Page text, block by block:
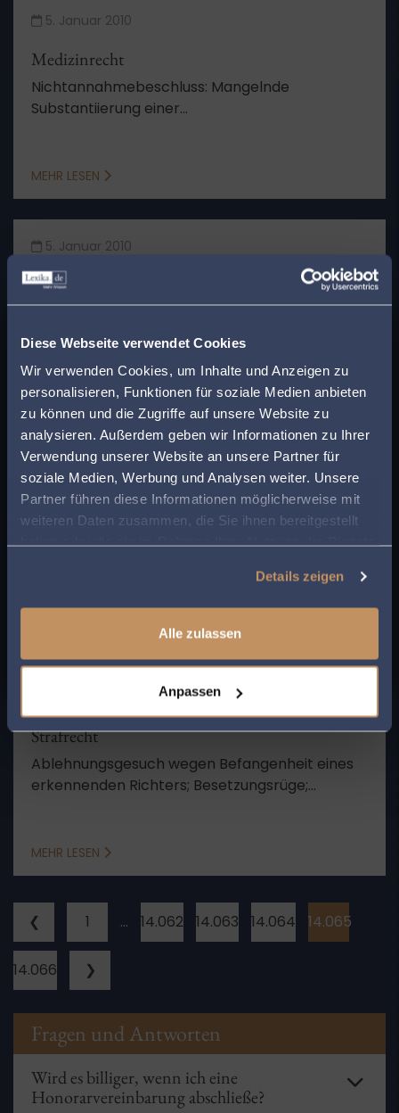
Diese Webseite verwendet Cookies
Wir verwenden Cookies, um Inhalte und Anzeigen zu
personalisieren, Funktionen für soziale Medien anbieten
zu können und die Zugriffe auf unsere Website zu
analysieren. Außerdem geben wir Informationen zu Ihrer
Verwendung unserer Website an unsere Partner für
soziale Medien, Werbung und Analysen weiter. Unsere
Partner führen diese Informationen möglicherweise mit
weiteren Daten zusammen, die Sie ihnen bereitgestellt
haben oder die sie im Rahmen Ihrer Nutzung der Dienste
Details zeigen
Alle zulassen
Anpassen
5. Januar 2010
Medizinrecht
Nichtannahmebeschluss: Mangelnde
Substantiierung einer
Verfassungsbeschwerde
MEHR LESEN
5. Januar 2010
Steuerrecht
Notwendige Beiladung des aus einer
zweigliedrigen GbR ausgeschiedenen
Gesellschafters bei Streit über Einkunftsart der
GbR
MEHR LESEN
5. Januar 2010
Arbeitsrecht
vorausgegangenen Verwaltungsverfahren
Strafrecht
Ablehnungsgesuch wegen Befangenheit eines
erkennenden Richters; Besetzungsrüge;
Sitzungsvertreters der
MEHR LESEN
❮ 1 … 14.062 14.063 14.064 14.065
14.066 ❯
Fragen und Antworten
Wird es billiger, wenn ich eine
Honorarvereinbarung abschließe?
Finden Sie den
passenden Anwalt in
Ihrer Nähe!
Geben Sie Ihre Postleitzahl ein, um beim Lesen
eines Beitrags sofort einen kompetenten
Anwalt in Ihrer Region angezeigt zu bekommen.
So sparen Sie Zeit und Mühe bei der Suche
nach rechtlicher Unterstützung.